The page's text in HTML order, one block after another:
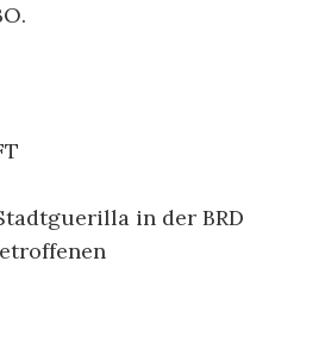
in der BRD